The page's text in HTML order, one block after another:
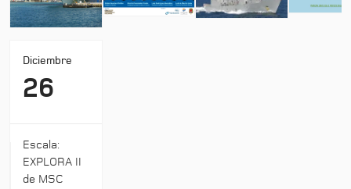
Diciembre
26
Escala:
EXPLORA II
de MSC